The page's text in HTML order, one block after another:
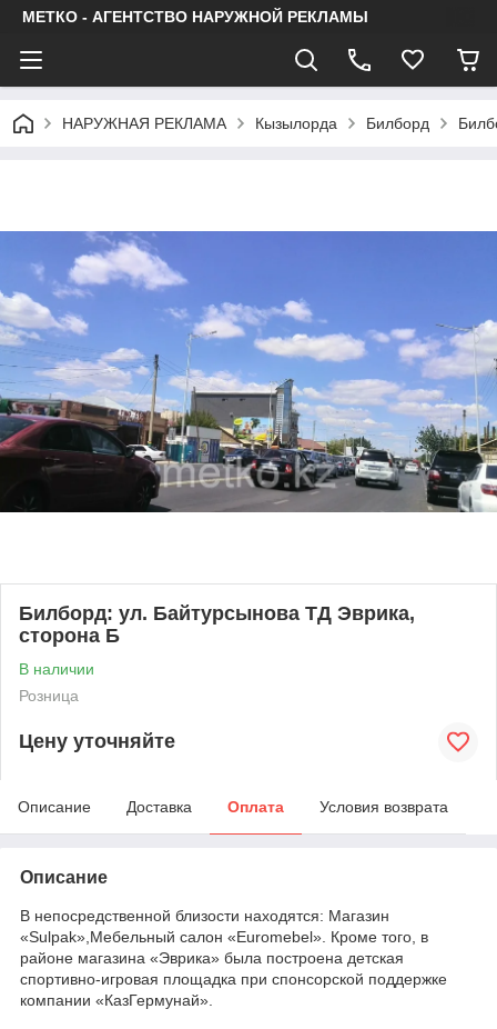
МЕТКО - АГЕНТСТВО НАРУЖНОЙ РЕКЛАМЫ
НАРУЖНАЯ РЕКЛАМА Кызылорда Билборд
Билборд: ул. Байтурсынова ТД Эврика,
сторона Б
В наличии
Розница
Цену уточняйте
Описание Доставка Оплата Условия возврата
Описание
В непосредственной близости находятся:​ Магазин
«Sulpak»,Мебельный салон «Euromebel». Кроме того, в
районе магазина «Эврика» была построена детская
спортивно-игровая площадка при спонсорской поддержке
компании «КазГермунай».